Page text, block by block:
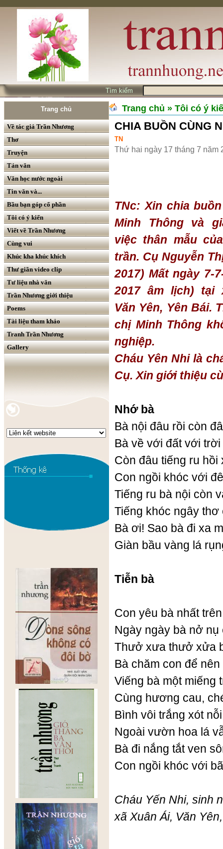
Tìm kiếm
Trang chủ
Về tác giả Trần Nhương
Thơ
Truyện
Tản văn
Văn học nước ngoài
Tin văn và...
Bầu bạn góp cổ phần
Tôi có ý kiến
Viết về Trần Nhương
Cùng vui
Khúc kha khúc khích
Thư giãn video clip
Tư liệu nhà văn
Trần Nhương giới thiệu
Poems
Tài liệu tham khảo
Tranh Trần Nhương
Gallery
Trang chủ » Tôi có ý
CHIA BUỒN CÙNG
TN
Thứ hai ngày 17 tháng 7 năm
TNc: Xin chia
Minh Thông và
việc thân mẫu
trần. CụNguyễn
2017) Mất ngày 7-
2017 âm lịch) tại
Văn Yên, Yên Bái.
chị Minh Thông
nghiệp.
Cháu Yên Nhi là
Cụ. Xin giới thiệu
Nhớ bà
Bà nội đâu rồi còn
Bà về với đất với trời
Còn đâu tiếng ru hồi
Con ngồi khóc với
Tiếng ru bà nội còn
Tiếng khóc ngây
Bà ơi! Sao bà đi xa
Giàn bầu vàng lá
Tiễn bà
Con yêu bà nhất
Ngày ngày bà nở
Thưở xưa thưở xửa
Bà chăm con để
Viếng bà một miếng
Cùng hương cau,
Bình vôi trắng xót
Ngoài vườn hoa lá
Bà đi nắng tắt ven
Con ngồi khóc với
Cháu Yến Nhi, sinh
xã Xuân Ái, Văn